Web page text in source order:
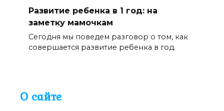
Развитие ребенка в 1 год: на
заметку мамочкам
Сегодня мы поведем разговор о том, как
совершается развитие ребенка в год.
О сайте